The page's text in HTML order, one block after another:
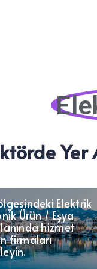
Elektrik
Ürün / Eşya
hizmet
firmaları